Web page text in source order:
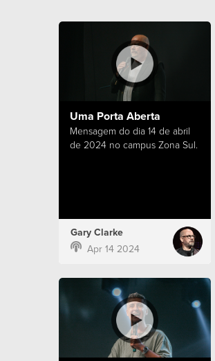
Uma Porta Aberta
Mensagem do dia 14 de abril
de 2024 no campus Zona Sul.
Gary Clarke
Apr 14 2024